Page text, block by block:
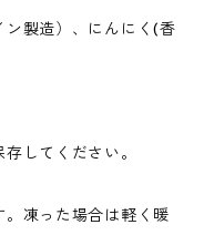
ン製造）、にんにく(香
してください。
。凍った場合は軽く暖